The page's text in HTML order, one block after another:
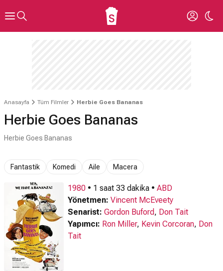
Anasayfa Tüm Filmler Herbie Goes Bananas
Herbie Goes Bananas
Herbie Goes Bananas
Fantastik Komedi Aile Macera
1980 • 1 saat 33 dakika • ABD
Yönetmen: Vincent McEveety
Senarist: Gordon Buford, Don Tait
Yapımcı: Ron Miller, Kevin Corcoran, Don
Tait